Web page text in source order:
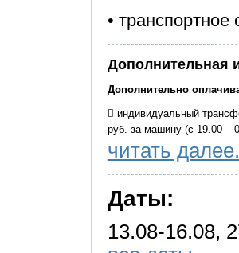
•
Дополнительная
Дополнительно
 индивидуальный
руб. за машину (с 19.00 –
 индивидуальный
 посещение музеев
обозрения «Вокруг
читать
Даты:
13.08-16.08,